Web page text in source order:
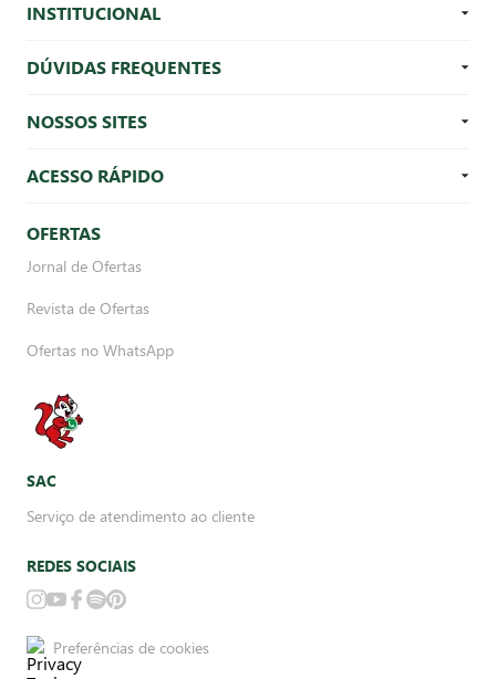
INSTITUCIONAL
DÚVIDAS FREQUENTES
NOSSOS SITES
ACESSO RÁPIDO
OFERTAS
Jornal de Ofertas
Revista de Ofertas
Ofertas no WhatsApp
SAC
Serviço de atendimento ao cliente
REDES SOCIAIS
Preferências de cookies